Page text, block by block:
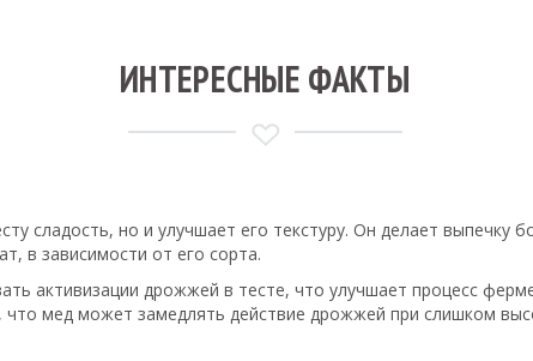
ИНТЕРЕСНЫЕ ФАКТЫ
сладость, но и улучшает его текстуру. Он делает
в зависимости от его сорта.
активизации дрожжей в тесте, что улучшает процесс
мед может замедлять действие дрожжей при слишком